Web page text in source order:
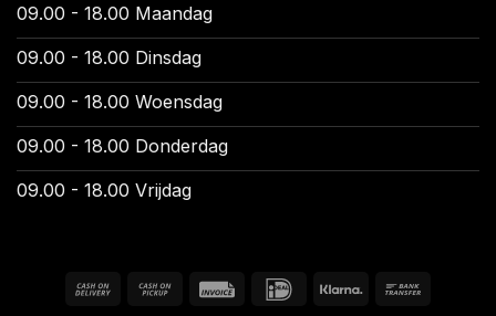
09.00 - 18.00 Maandag
09.00 - 18.00 Dinsdag
09.00 - 18.00 Woensdag
09.00 - 18.00 Donderdag
09.00 - 18.00 Vrijdag